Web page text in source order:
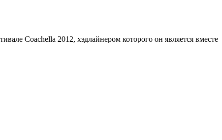
Coachella 2012, хэдлайнером которого он является вместе